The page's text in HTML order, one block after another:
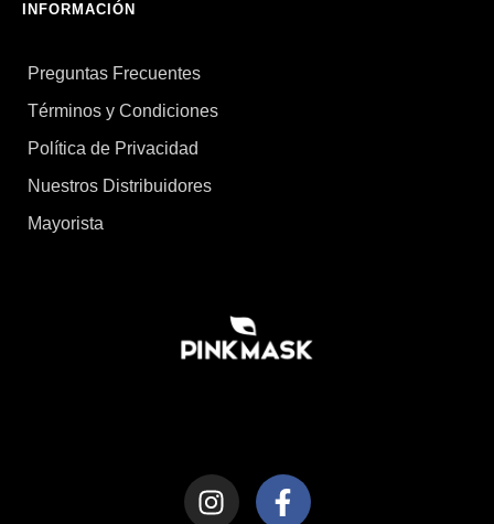
INFORMACIÓN
Preguntas Frecuentes
Términos y Condiciones
Política de Privacidad
Nuestros Distribuidores
Mayorista